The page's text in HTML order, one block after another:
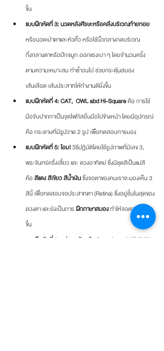
ขึ้น
แบบฝึกหัดที่ 3: นวดหลังศีรษะหรือคลึงบริเวณท้ายทอย
หรือนวดเบ้าตาและหัวคิ้ว หรือใช้นิ้วกลางกดบริเวณ
กึ่งกลางตาหรือปีกจมูก ออกแรงเบา ๆ โดยจำนวนครั้ง
ตามความเหมาะสม ทำซ้ำวนไป ช่วยกระตุ้นสมอง
เส้นเลือด เส้นประสาทให้ทำงานดียิ่งขึ้น
แบบฝึกหัดที่ 4: CAT,  OWL abd Hi-Square คือ การใช้
มือจับปากกาเป็นจุดโฟกัสยื่นมือไปข้างหน้า โดยมีอุปกรณ์
คือ กระดาษที่มีรูปวาด 2 รูป เพื่อทดสอบการมอง
แบบฝึกหัดที่ 5: โอม! วิธีปฏิบัติโดยใช้รูปภาพที่มีเลข 3,
พระจันทร์ครึ่งเสี้ยว และ ดวงอาทิตย์ ซึ่งมีชุดสีเป็นแม่สี
คือ สีแดง สีเขียว สีน้ำเงิน ซึ่งจอตาของคนเราจะมองเห็น 3
สีนี้ เพื่อทดสอบจอประสาทตา (Retina) ซึ่งอยู่ชั้นในสุดของ
ดวงตา และยังเป็นการ ฝึกภาษาสมอง ทำให้จอตาสดชื่น
ขึ้น
แบบฝึกหัดที่ 6: รูปภาพหัวกลับ (Inner Image) วิธีปฏิบัติ